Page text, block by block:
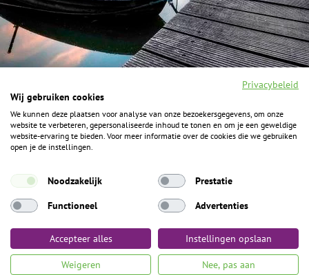
F
a
c
o
o
I
n
s
g
a
Y
o
u
b
P
i
n
ALGEMENE INFORMATIE
Het Geheim over de grens zijn de Duitse vakantieregio’s
Algemene voorwaarden Privacybeleid Toegankelijkheid
Privacybeleid
Wij gebruiken cookies
We kunnen deze plaatsen voor analyse van onze bezoekersgegevens, om onze
website te verbeteren, gepersonaliseerde inhoud te tonen en om je een geweldige
website-ervaring te bieden. Voor meer informatie over de cookies die we gebruiken
open je de instellingen.
Noodzakelijk
Prestatie
Functioneel
Advertenties
Accepteer alles Instellingen opslaan
Weigeren Nee, pas aan